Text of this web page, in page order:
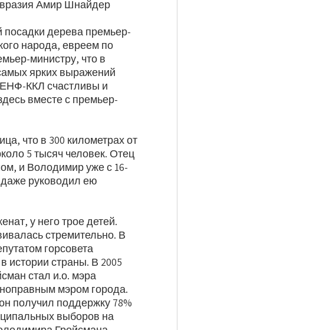
Амир Шнайдер
дерева премьер-
народа, евреем по
министру, что в
ярких выражений
ККЛ счастливы и
вместе с премьер-
что в 300 километрах от
5 тысяч человек. Отец
и Володимир уже с 16-
даже руководил ею
у него трое детей.
стремительно. В
горсовета
страны. В 2005
стал и.о. мэра
мэром города.
получил поддержку 78%
выборов на